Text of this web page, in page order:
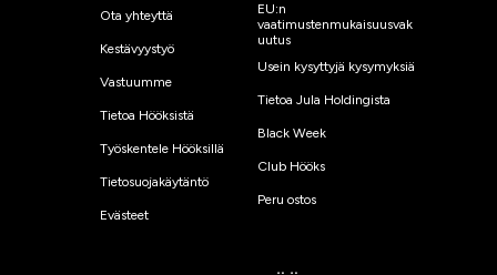
Ota yhteyttä
Kestävyystyö
Vastuumme
Tietoa Hööksistä
Työskentele Hööksillä
Tietosuojakäytäntö
Evästeet
EU:n
vaatimustenmukaisuusvak
uutus
Usein kysyttyjä kysymyksiä
Tietoa Jula Holdingista
Black Week
Club Hööks
Peru ostos